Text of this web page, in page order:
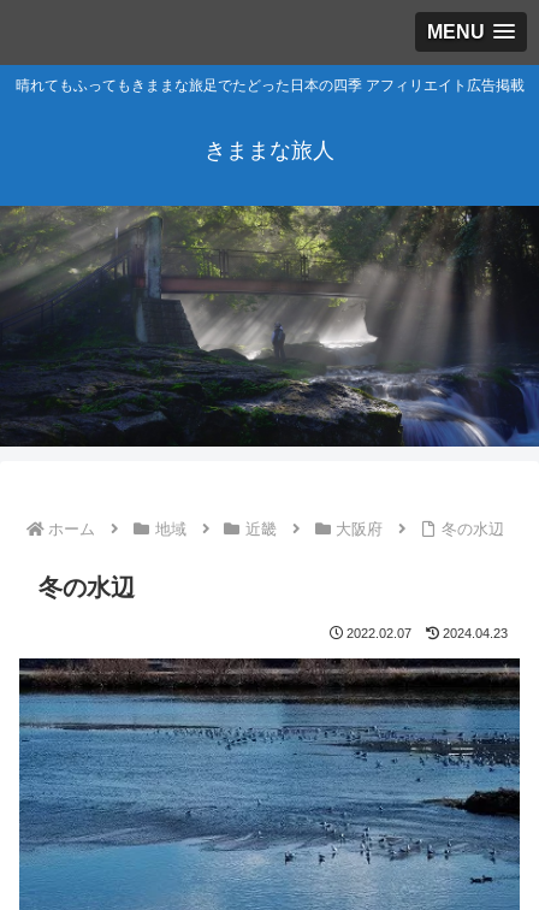
MENU
晴れてもふってもきままな旅足でたどった日本の四季 アフィリエイト広告掲載
きままな旅人
ホーム 地域 近畿 大阪府 冬の水辺
冬の水辺
2022.02.07 2024.04.23